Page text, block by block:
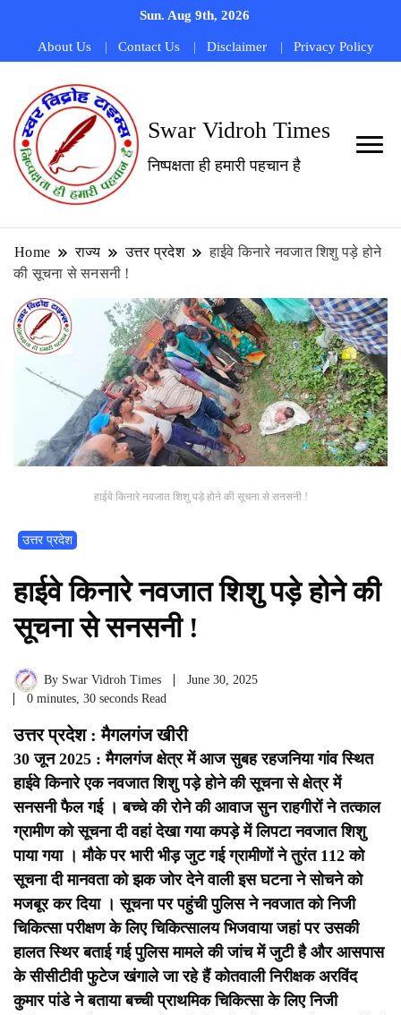
Sun. Aug 9th, 2026
About Us Contact Us Disclaimer Privacy Policy
Swar Vidroh Times
निष्पक्षता ही हमारी पहचान है
Home राज्य उत्तर प्रदेश
हाईवे किनारे नवजात शिशु पड़े होने
की सूचना से सनसनी !
हाईवे किनारे नवजात शिशु पड़े होने की सूचना से सनसनी !
उत्तर प्रदेश
हाईवे किनारे नवजात शिशु पड़े होने की
सूचना से सनसनी !
By Swar Vidroh Times
June 30, 2025
0 minutes, 30 seconds Read
उत्तर प्रदेश : मैगलगंज खीरी
30 जून 2025 : मैगलगंज क्षेत्र में आज सुबह रहजनिया गांव स्थित
हाईवे किनारे एक नवजात शिशु पड़े होने की सूचना से क्षेत्र में
सनसनी फैल गई । बच्चे की रोने की आवाज सुन राहगीरों ने तत्काल
ग्रामीण को सूचना दी वहां देखा गया कपड़े में लिपटा नवजात शिशु
पाया गया । मौके पर भारी भीड़ जुट गई ग्रामीणों ने तुरंत 112 को
सूचना दी मानवता को झक जोर देने वाली इस घटना ने सोचने को
मजबूर कर दिया । सूचना पर पहुंची पुलिस ने नवजात को निजी
चिकित्सा परीक्षण के लिए चिकित्सालय भिजवाया जहां पर उसकी
हालत स्थिर बताई गई पुलिस मामले की जांच में जुटी है और आसपास
के सीसीटीवी फुटेज खंगाले जा रहे हैं कोतवाली निरीक्षक अरविंद
कुमार पांडे ने बताया बच्ची प्राथमिक चिकित्सा के लिए निजी